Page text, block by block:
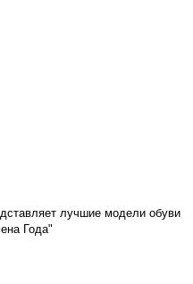
лучшие модели обуви
Года"